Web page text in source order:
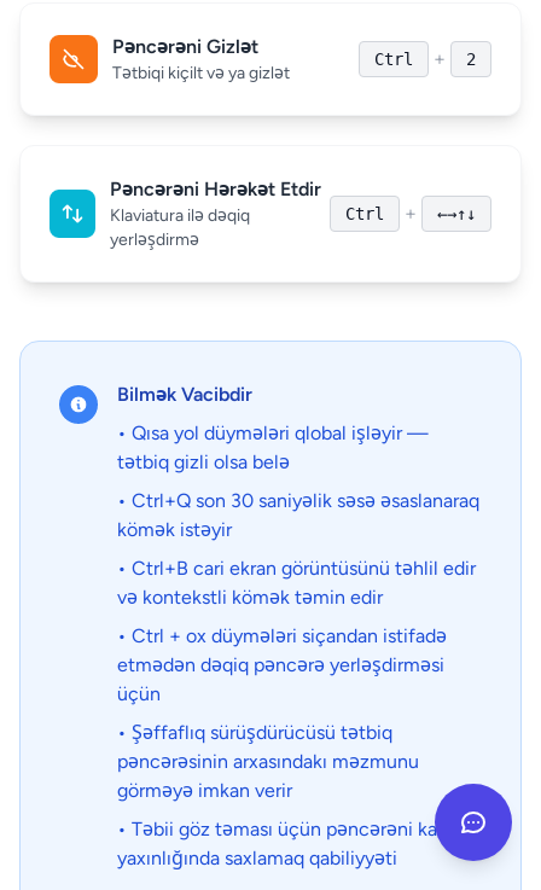
Pəncərəni Gizlət
Tətbiqi kiçilt və ya gizlət
Ctrl + 2
Pəncərəni Hərəkət Etdir
Klaviatura ilə dəqiq
yerləşdirmə
Ctrl + ←→↑↓
Bilmək Vacibdir
• Qısa yol düymələri qlobal işləyir —
tətbiq gizli olsa belə
• Ctrl+Q son 30 saniyəlik səsə əsaslanaraq
kömək istəyir
• Ctrl+B cari ekran görüntüsünü təhlil edir
və kontekstli kömək təmin edir
• Ctrl + ox düymələri siçandan istifadə
etmədən dəqiq pəncərə yerləşdirməsi
üçün
• Şəffaflıq sürüşdürücüsü tətbiq
pəncərəsinin arxasındakı məzmunu
görməyə imkan verir
• Təbii göz təması üçün pəncərəni kamera
yaxınlığında saxlamaq qabiliyyəti